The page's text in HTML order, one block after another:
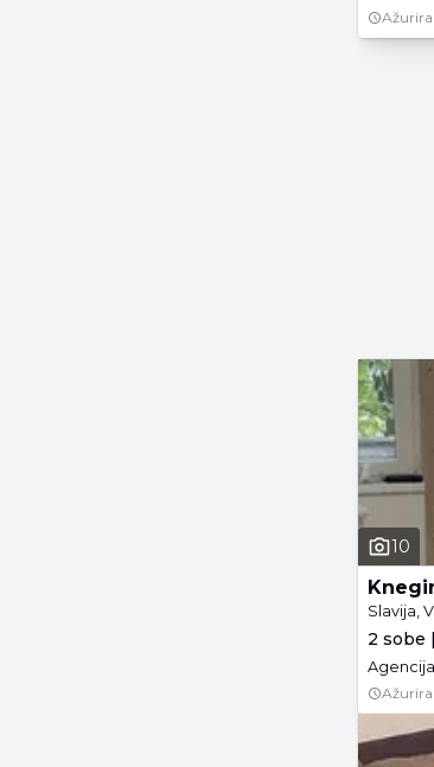
10
Slavija,
2 sobe
Agencija